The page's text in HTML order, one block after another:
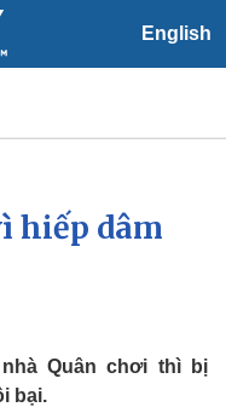
English
làm
đảo
hiếp dâm
nhà Quân chơi thì bị
bại.